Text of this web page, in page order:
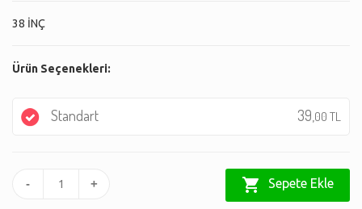
38 İNÇ
Ürün Seçenekleri:
Standart 39, 00 TL
- + shopping_cart Sepete Ekle